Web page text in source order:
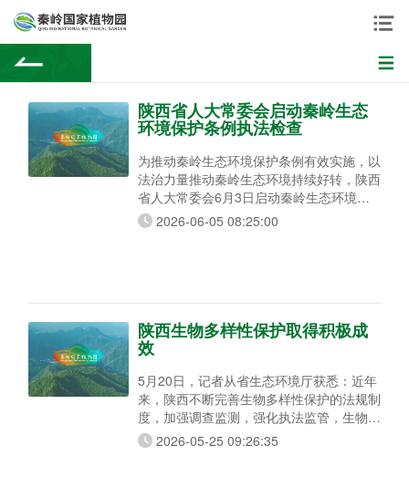
陕西省人大常委会启动秦岭生态
环境保护条例执法检查
为推动秦岭生态环境保护条例有效实施，以
法治力量推动秦岭生态环境持续好转，陕西
省人大常委会6月3日启动秦岭生态环境保
护条例执法检查。 秦岭生态环境保护条例
于2007年颁布施行，先后于2017年、2019
鸡、渭南、安康3个市开展实地检查，并委
托西安、汉中、商洛3个市人大常委会对本
行政
2026-06-05 08:25:00
陕西生物多样性保护取得积极成
效
5月20日，记者从省生态环境厅获悉：近年
来，陕西不断完善生物多样性保护的法规制
度，加强调查监测，强化执法监管，生物多
样性保护取得积极成效。 “陕西独特的地理
位置、复杂的地形地貌及气候特征孕育了丰
2026-05-25 09:26:35